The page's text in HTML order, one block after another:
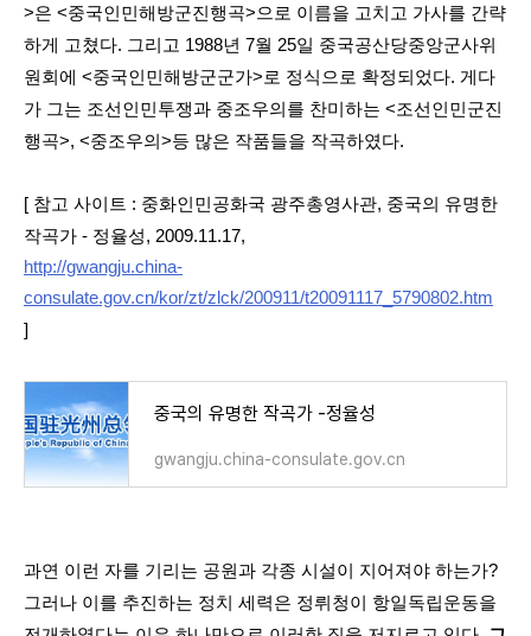
>은 <중국인민해방군진행곡>으로 이름을 고치고 가사를 간략
하게 고쳤다. 그리고 1988년 7월 25일 중국공산당중앙군사위
원회에 <중국인민해방군군가>로 정식으로 확정되었다. 게다
가 그는 조선인민투쟁과 중조우의를 찬미하는 <조선인민군진
행곡>, <중조우의>등 많은 작품들을 작곡하였다.
[ 참고 사이트 : 중화인민공화국 광주총영사관, 중국의 유명한
작곡가 - 정율성, 2009.11.17,
http://gwangju.china-
consulate.gov.cn/kor/zt/zlck/200911/t20091117_5790802.htm
]
중국의 유명한 작곡가 -정율성
gwangju.china-consulate.gov.cn
과연 이런 자를 기리는 공원과 각종 시설이 지어져야 하는가?
그러나 이를 추진하는 정치 세력은 정뤼청이 항일독립운동을